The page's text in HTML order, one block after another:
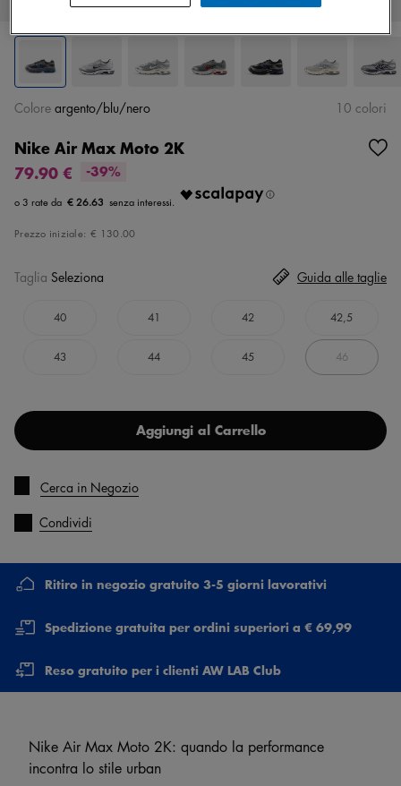
Nike Air Max Moto 2K
79.90 €
-39%
€ 26.63
Prezzo iniziale: € 130.00
Colore argento/blu/nero 10 colori
Taglia Seleziona
40 41 42 42,5
43 44 45 46
Guida alle taglie
Aggiungi al Carrello
Cerca in Negozio
Condividi
Ritiro in negozio gratuito 3-5 giorni lavorativi
Spedizione gratuita per ordini superiori a € 69,99
Reso gratuito per i clienti AW LAB Club
Nike Air Max Moto 2K: quando la performance
incontra lo stile urban